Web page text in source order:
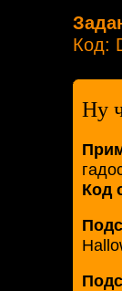
Код:
Ну
Код